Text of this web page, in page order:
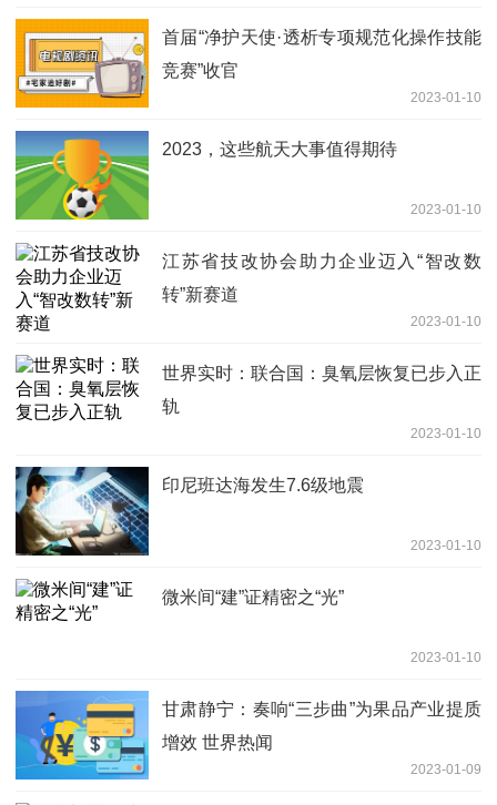
首届“净护天使·透析专项规范化操作技能
竞赛”收官
2023-01-10
2023，这些航天大事值得期待
2023-01-10
江苏省技改协会助力企业迈入“智改数
转”新赛道
2023-01-10
世界实时：联合国：臭氧层恢复已步入正
轨
2023-01-10
印尼班达海发生7.6级地震
2023-01-10
微米间“建”证精密之“光”
2023-01-10
甘肃静宁：奏响“三步曲”为果品产业提质
增效 世界热闻
2023-01-09